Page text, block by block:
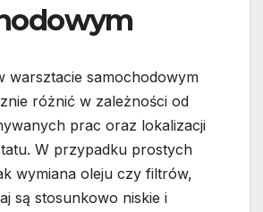
warsztacie samochodowym
różnić w zależności od
prac oraz lokalizacji
W przypadku prostych
wymiana oleju czy filtrów,
są stosunkowo niskie i